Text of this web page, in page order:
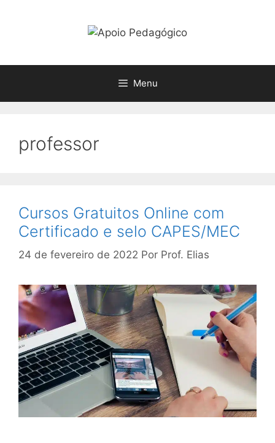
Menu
professor
Cursos Gratuitos Online com
Certificado e selo CAPES/MEC
24 de fevereiro de 2022 Por Prof. Elias